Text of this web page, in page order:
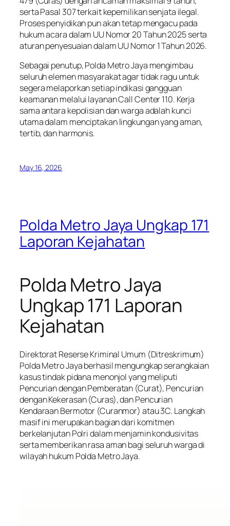
serta Pasal 307 terkait kepemilikan senjata ilegal.
Proses penyidikan pun akan tetap mengacu pada
hukum acara dalam UU Nomor 20 Tahun 2025 serta
aturan penyesuaian dalam UU Nomor 1 Tahun 2026.
Sebagai penutup, Polda Metro Jaya mengimbau
seluruh elemen masyarakat agar tidak ragu untuk
segera melaporkan setiap indikasi gangguan
keamanan melalui layanan Call Center 110. Kerja
sama antara kepolisian dan warga adalah kunci
utama dalam menciptakan lingkungan yang aman,
tertib, dan harmonis.
May 16, 2026
Polda Metro Jaya Ungkap 171
Laporan Kejahatan
Polda Metro Jaya
Ungkap 171 Laporan
Kejahatan
Direktorat Reserse Kriminal Umum (Ditreskrimum)
Polda Metro Jaya berhasil mengungkap serangkaian
kasus tindak pidana menonjol yang meliputi
Pencurian dengan Pemberatan (Curat), Pencurian
dengan Kekerasan (Curas), dan Pencurian
Kendaraan Bermotor (Curanmor) atau 3C. Langkah
masif ini merupakan bagian dari komitmen
berkelanjutan Polri dalam menjamin kondusivitas
serta memberikan rasa aman bagi seluruh warga di
wilayah hukum Polda Metro Jaya.